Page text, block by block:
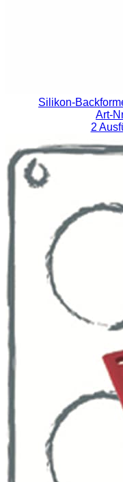
Silikon-
Art-
2